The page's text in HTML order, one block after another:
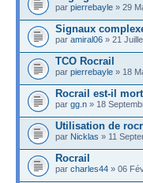
par pierrebayle » 29
Signaux
par amiral06 » 21
TCO Rocrail
par pierrebayle » 18
Rocrail est-il
par gg.n » 18
Utilisation de
par Nicklas » 11
Rocrail
par charles44 » 06